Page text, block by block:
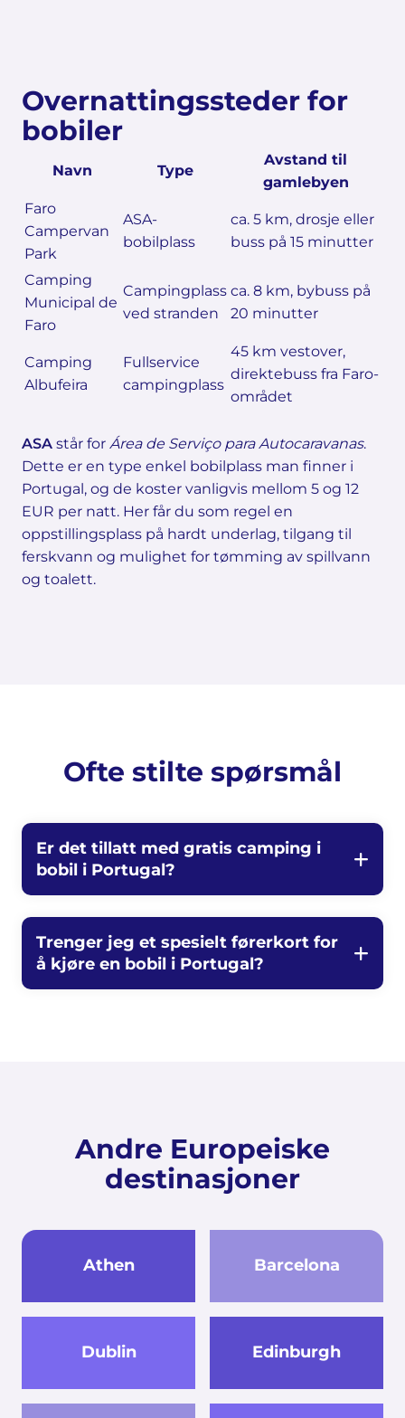
Overnattingssteder for
bobiler
Navn Type
Avstand til
gamlebyen
Faro
Campervan
Park
ASA-
bobilplass
ca. 5 km, drosje eller
buss på 15 minutter
Camping
Municipal de
Faro
Campingplass
ved stranden
ca. 8 km, bybuss på
20 minutter
Camping
Albufeira
Fullservice
campingplass
45 km vestover,
direktebuss fra Faro-
området
ASA står for Área de Serviço para Autocaravanas.
Dette er en type enkel bobilplass man finner i
Portugal, og de koster vanligvis mellom 5 og 12
EUR per natt. Her får du som regel en
oppstillingsplass på hardt underlag, tilgang til
ferskvann og mulighet for tømming av spillvann
og toalett.
Ofte stilte spørsmål
Er det tillatt med gratis camping i
bobil i Portugal?
Trenger jeg et spesielt førerkort for
å kjøre en bobil i Portugal?
Andre Europeiske
destinasjoner
Athen Barcelona
Dublin Edinburgh